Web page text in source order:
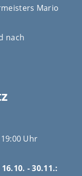
Mario
nach
Uhr
- 30.11.: